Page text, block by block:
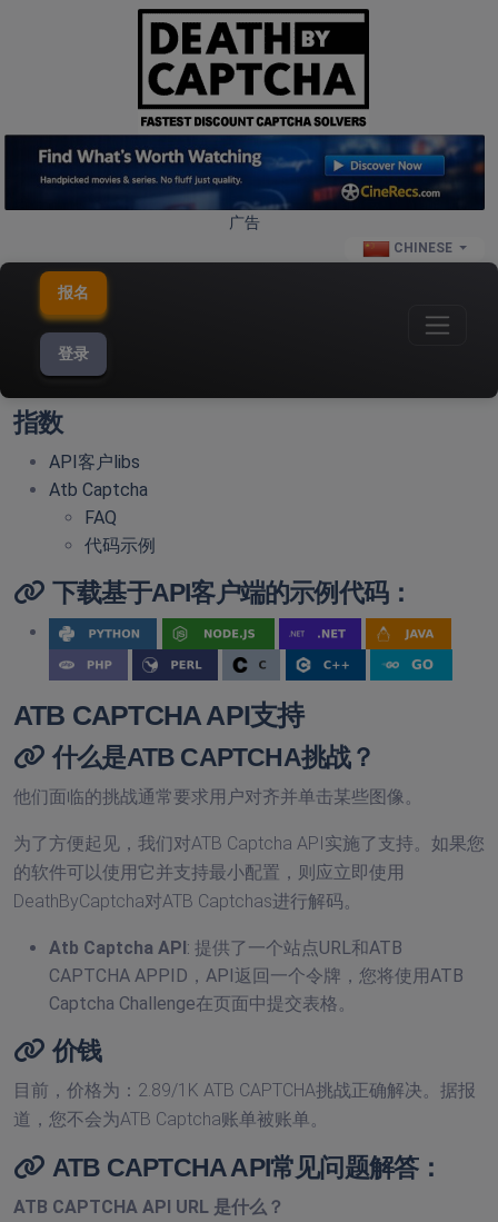
广告
CHINESE
报名
登录
指数
API客户libs
Atb Captcha
FAQ
代码示例
下载基于API客户端的示例代码：
ATB CAPTCHA API支持
什么是ATB CAPTCHA挑战？
他们面临的挑战通常要求用户对齐并单击某些图像。
为了方便起见，我们对ATB Captcha API实施了支持。如果您
的软件可以使用它并支持最小配置，则应立即使用
DeathByCaptcha对ATB Captchas进行解码。
Atb Captcha API: 提供了一个站点URL和ATB
CAPTCHA APPID，API返回一个令牌，您将使用ATB
Captcha Challenge在页面中提交表格。
价钱
目前，价格为：2.89/1K ATB CAPTCHA挑战正确解决。据报
道，您不会为ATB Captcha账单被账单。
ATB CAPTCHA API常见问题解答：
ATB CAPTCHA API URL 是什么？